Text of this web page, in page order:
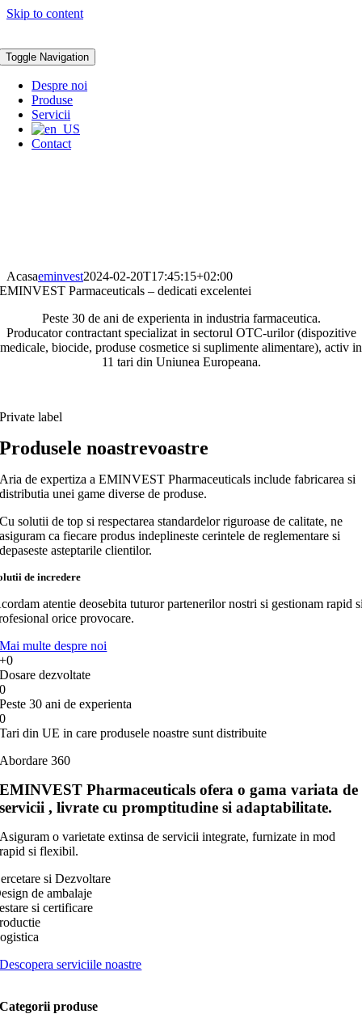
Skip to content
Toggle Navigation
Despre noi
Produse
Servicii
Contact
Acasaeminvest2024-02-20T17:45:15+02:00
EMINVEST Parmaceuticals – dedicati excelentei
Peste 30 de ani de experienta in industria farmaceutica.
Producator contractant specializat in sectorul OTC-urilor (dispozitive
medicale, biocide, produse cosmetice si suplimente alimentare), activ in
11 tari din Uniunea Europeana.
Private label
Produsele noastrevoastre
Aria de expertiza a EMINVEST Pharmaceuticals include fabricarea si
distributia unei game diverse de produse.
Cu solutii de top si respectarea standardelor riguroase de calitate, ne
asiguram ca fiecare produs indeplineste cerintele de reglementare si
depaseste asteptarile clientilor.
de incredere
atentie deosebita tuturor partenerilor nostri si gestionam rapid
orice provocare.
Mai multe despre noi
+0
Dosare dezvoltate
0
Peste 30 ani de experienta
0
Tari din UE in care produsele noastre sunt distribuite
Abordare 360
EMINVEST Pharmaceuticals ofera o gama variata de
servicii , livrate cu promptitudine si adaptabilitate.
Asiguram o varietate extinsa de servicii integrate, furnizate in mod
rapid si flexibil.
si Dezvoltare
de ambalaje
si certificare
Descopera serviciile noastre
Categorii produse